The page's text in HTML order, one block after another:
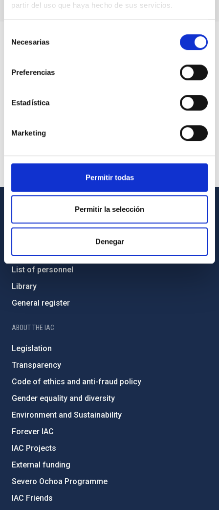
partir del uso que haya hecho de sus servicios.
Necesarias
Preferencias
Estadística
Marketing
Permitir todas
Permitir la selección
Denegar
How to get to the IAC
List of personnel
Library
General register
ABOUT THE IAC
Legislation
Transparency
Code of ethics and anti-fraud policy
Gender equality and diversity
Environment and Sustainability
Forever IAC
IAC Projects
External funding
Severo Ochoa Programme
IAC Friends